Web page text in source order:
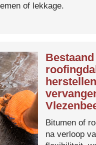
of lekkage.
Bestaand
Bitumen of
na verloop